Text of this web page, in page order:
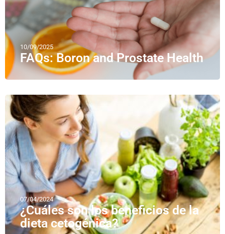
10/09/2025
FAQs: Boron and Prostate Health
07/04/2024
¿Cuáles son los beneficios de la
dieta cetogénica?